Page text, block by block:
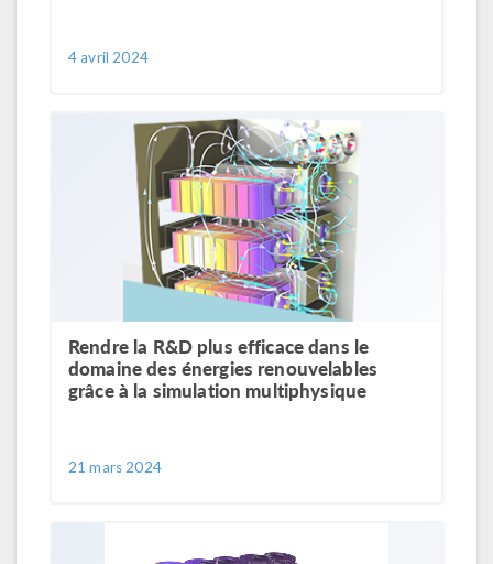
4 avril 2024
Rendre la R&D plus efficace dans le
domaine des énergies renouvelables
grâce à la simulation multiphysique
21 mars 2024